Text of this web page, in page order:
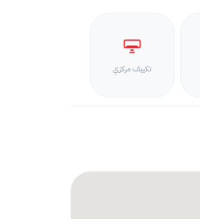
تكييف مركزي